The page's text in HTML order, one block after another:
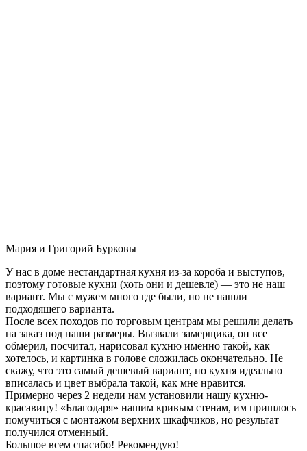
Мария и Григорий Бурковы
У нас в доме нестандартная кухня из-за короба и выступов,
поэтому готовые кухни (хоть они и дешевле) — это не наш
вариант. Мы с мужем много где были, но не нашли
подходящего варианта.
После всех походов по торговым центрам мы решили делать
на заказ под наши размеры. Вызвали замерщика, он все
обмерил, посчитал, нарисовал кухню именно такой, как
хотелось, и картинка в голове сложилась окончательно. Не
скажу, что это самый дешевый вариант, но кухня идеально
вписалась и цвет выбрала такой, как мне нравится.
Примерно через 2 недели нам установили нашу кухню-
красавицу! «Благодаря» нашим кривым стенам, им пришлось
помучиться с монтажом верхних шкафчиков, но результат
получился отменный.
Большое всем спасибо! Рекомендую!